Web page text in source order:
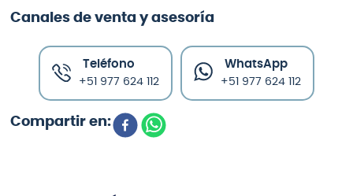
Canales de venta y asesoría
Teléfono
+51 977 624 112
WhatsApp
+51 977 624 112